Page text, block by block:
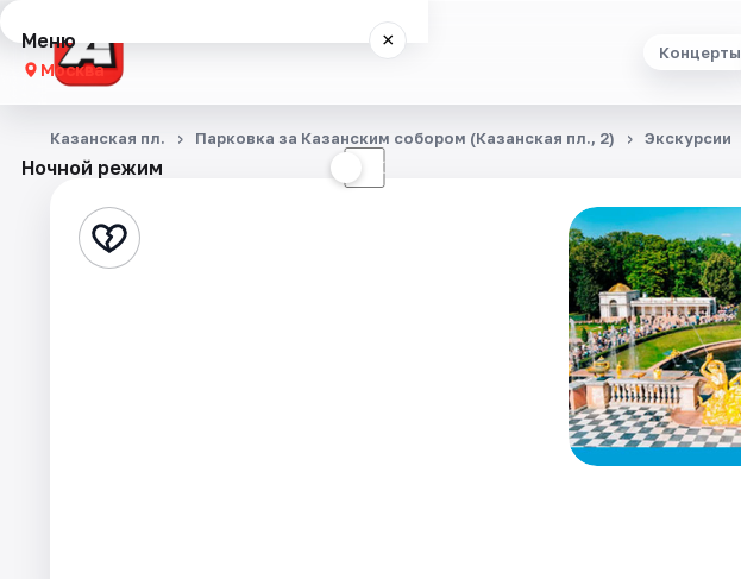
Концерты
Меню ×
Москва
Концерты
Города
Площадки
Ночной режим ☾
Казанская пл. Парковка за Казанским собором (Казанская пл., 2) Экскурсии